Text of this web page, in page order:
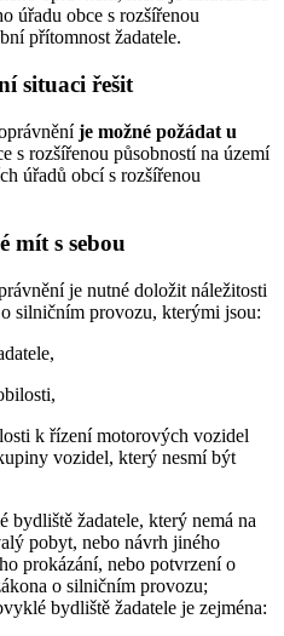
úřadu obce s rozšířenou
přítomnost žadatele.
situaci řešit
je možné požádat u
s rozšířenou působností na území
úřadů obcí s rozšířenou
mít s sebou
je nutné doložit náležitosti
silničním provozu, kterými jsou:
k řízení motorových vozidel
vozidel, který nesmí být
žadatele, který nemá na
pobyt, nebo návrh jiného
prokázání, nebo potvrzení o
o silničním provozu;
bydliště žadatele je zejména: